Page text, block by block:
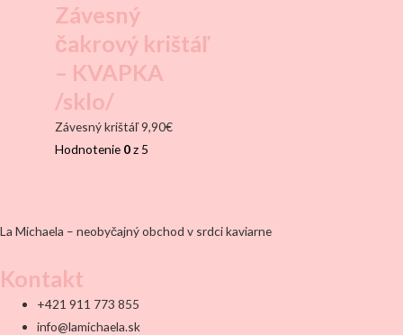
Závesný
čakrový krištáľ
– KVAPKA
/sklo/
Závesný krištáľ9,90€
Hodnotenie 0z 5
La Michaela – neobyčajný obchod v srdci kaviarne
Kontakt
+421 911 773 855
info@lamichaela.sk